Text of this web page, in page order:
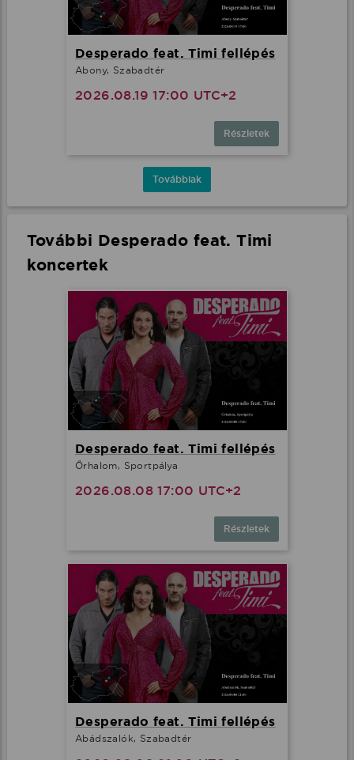
Desperado feat. Timi fellépés
Abony, Szabadtér
2026.08.19 17:00 UTC+2
Részletek
Továbbiak
További Desperado feat. Timi
koncertek
Desperado feat. Timi fellépés
Őrhalom, Sportpálya
2026.08.08 17:00 UTC+2
Részletek
Desperado feat. Timi fellépés
Abádszalók, Szabadtér